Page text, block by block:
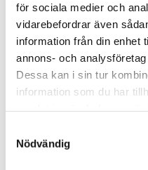
för sociala medier och
vidarebefordrar även
information från din enhet
annons- och
Dessa kan i sin tur
information som du har
Nödvändig
2,805.00kr– 4,370.00kr